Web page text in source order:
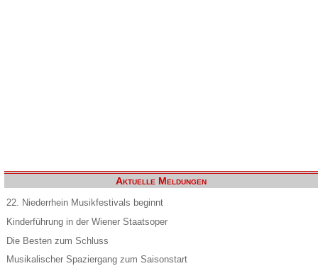
Aktuelle Meldungen
22. Niederrhein Musikfestivals beginnt
Kinderführung in der Wiener Staatsoper
Die Besten zum Schluss
Musikalischer Spaziergang zum Saisonstart